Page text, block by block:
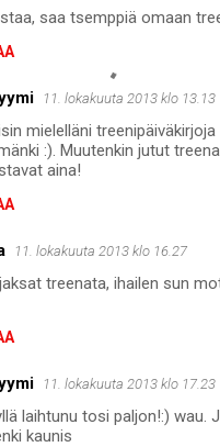
saa tsemppiä omaan
11. lokakuuta 2013 klo 13.13
mielelläni treenipäiväkirjoja
:). Muutenkin jutut
aina!
11. lokakuuta 2013 klo 16.27
treenata, ihailen sun
11. lokakuuta 2013 klo 17.23
laihtunu tosi paljon!:) wau.
kaunis